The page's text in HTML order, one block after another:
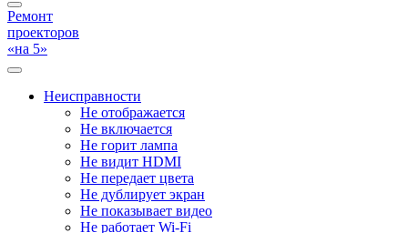
Ремонт
проекторов
«на 5»
Неисправности
Не отображается
Не включается
Не горит лампа
Не видит HDMI
Не передает цвета
Не дублирует экран
Не показывает видео
Не работает Wi-Fi